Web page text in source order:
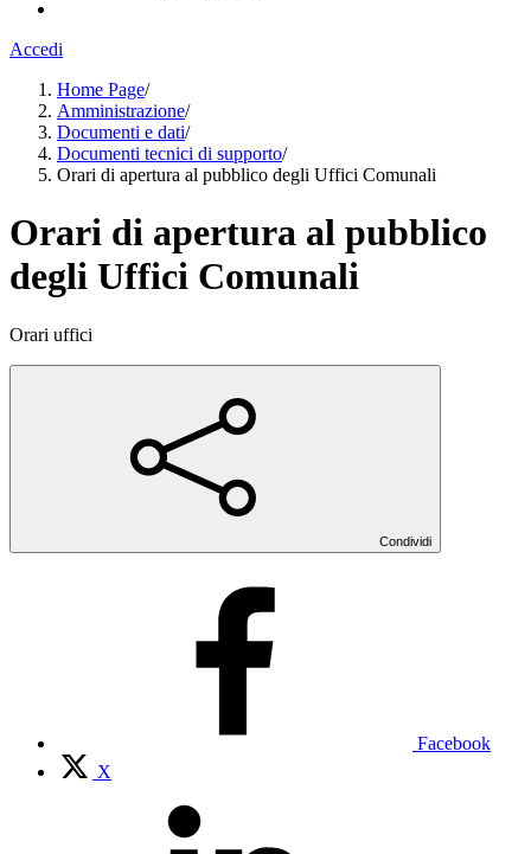
Accedi
Home Page/
Amministrazione/
Documenti e dati/
Documenti tecnici di supporto/
Orari di apertura al pubblico degli Uffici Comunali
Orari di apertura al pubblico
degli Uffici Comunali
Orari uffici
Condividi
Facebook
X